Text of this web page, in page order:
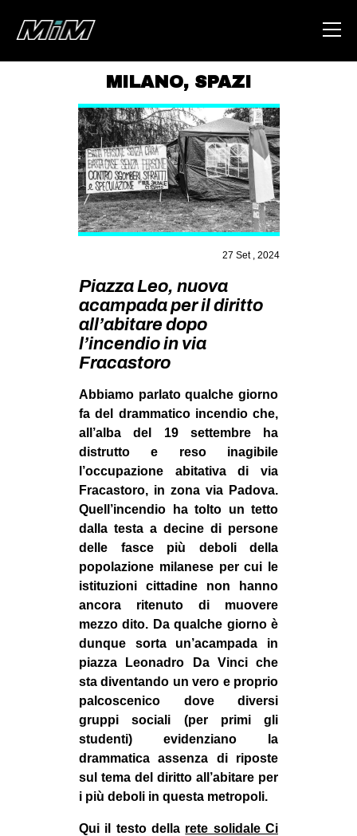
ABOUT
AREA
DEGENERAZIONE
GAZA FREESTYLE
CSOA LAMBRETTA
MSM
STUDENTI TSUNAMI
ZAM
MILANO
MOBILITAZIONI
SPAZI
SPORT POPOLARE
AMBIENTE
ANTIFASCISMO
DIRITTO ALL’ABITARE
GENERI
MIGRAZIONI
PRECARIATO
REPRESSIONE
STUDENTI
CULTURE
ARTE
CINEMA
MILANO, SPAZI
27 Set , 2024
Piazza Leo, nuova
acampada per il diritto
all’abitare dopo
l’incendio in via
Fracastoro
Abbiamo parlato qualche giorno
fa del drammatico incendio che,
all’alba del 19 settembre ha
distrutto e reso inagibile
l’occupazione abitativa di via
Fracastoro, in zona via Padova.
Quell’incendio ha tolto un tetto
dalla testa a decine di persone
delle fasce più deboli della
popolazione milanese per cui le
istituzioni cittadine non hanno
ancora ritenuto di muovere
mezzo dito. Da qualche giorno è
dunque sorta un’acampada in
piazza Leonadro Da Vinci che
sta diventando un vero e proprio
palcoscenico dove diversi
gruppi sociali (per primi gli
studenti) evidenziano la
drammatica assenza di riposte
sul tema del diritto all’abitare per
i più deboli in questa metropoli.
Qui il testo della rete solidale Ci